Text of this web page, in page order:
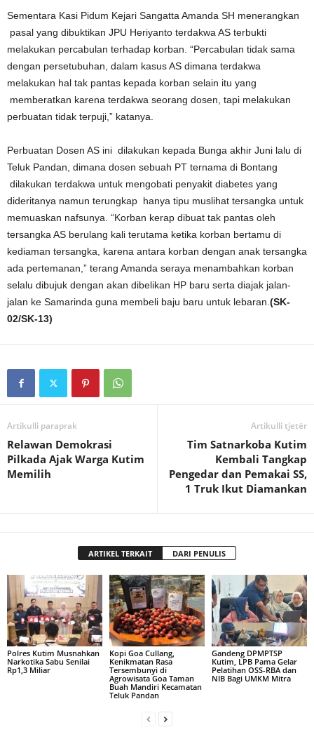
Sementara Kasi Pidum Kejari Sangatta Amanda SH menerangkan
pasal yang dibuktikan JPU Heriyanto terdakwa AS terbukti
melakukan percabulan terhadap korban. “Percabulan tidak sama
dengan persetubuhan, dalam kasus AS dimana terdakwa
melakukan hal tak pantas kepada korban selain itu yang
memberatkan karena terdakwa seorang dosen, tapi melakukan
perbuatan tidak terpuji,” katanya.
Perbuatan Dosen AS ini dilakukan kepada Bunga akhir Juni lalu di
Teluk Pandan, dimana dosen sebuah PT ternama di Bontang
dilakukan terdakwa untuk mengobati penyakit diabetes yang
dideritanya namun terungkap hanya tipu muslihat tersangka untuk
memuaskan nafsunya. “Korban kerap dibuat tak pantas oleh
tersangka AS berulang kali terutama ketika korban bertamu di
kediaman tersangka, karena antara korban dengan anak tersangka
ada pertemanan,” terang Amanda seraya menambahkan korban
selalu dibujuk dengan akan dibelikan HP baru serta diajak jalan-
jalan ke Samarinda guna membeli baju baru untuk lebaran. (SK-
02/SK-13)
Artikulli paraprak
Relawan Demokrasi
Pilkada Ajak Warga Kutim
Memilih
Artikulli tjetër
Tim Satnarkoba Kutim
Kembali Tangkap
Pengedar dan Pemakai SS,
1 Truk Ikut Diamankan
ARTIKEL TERKAIT DARI PENULIS
Polres Kutim Musnahkan
Narkotika Sabu Senilai
Rp1,3 Miliar
Kopi Goa Cullang,
Kenikmatan Rasa
Tersembunyi di
Agrowisata Goa Taman
Buah Mandiri Kecamatan
Teluk Pandan
Gandeng DPMPTSP
Kutim, LPB Pama Gelar
Pelatihan OSS-RBA dan
NIB Bagi UMKM Mitra